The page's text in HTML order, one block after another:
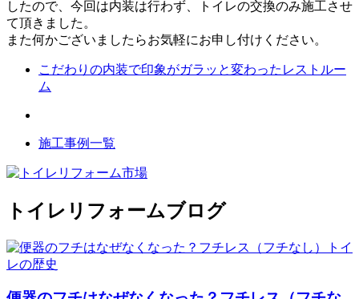
したので、今回は内装は行わず、トイレの交換のみ施工させ
て頂きました。
また何かございましたらお気軽にお申し付けください。
こだわりの内装で印象がガラッと変わったレストルー
ム
施工事例一覧
トイレリフォームブログ